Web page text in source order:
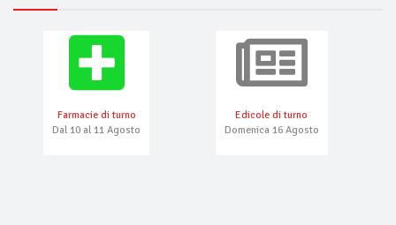
Farmacie di turno
Dal 10 al 11 Agosto
Edicole di turno
Domenica 16 Agosto